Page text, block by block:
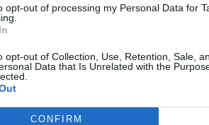
opt-out of processing my Personal Data for
opt-out of Collection, Use, Retention, Sale,
Data that Is Unrelated with the
CONFIRM
τον βασικό παράγοντα των
αύξηση 10,9%. Παράλληλα, οι
επιτάχυνση, με τις τιμές να
Αντίθετα, οι αυξήσεις στα
εμφανίστηκαν πιο ήπιες, καθώς
τον προηγούμενο μήνα. Ανοδικά
αγαθά, με ετήσια αύξηση 0,9%.